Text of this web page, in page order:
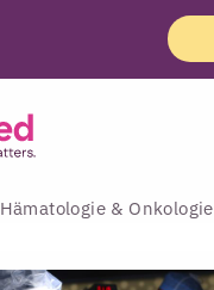
Hämatologie & Onkologie